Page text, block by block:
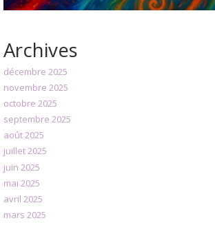
Archives
décembre 2025
novembre 2025
octobre 2025
septembre 2025
août 2025
juillet 2025
juin 2025
mai 2025
avril 2025
mars 2025